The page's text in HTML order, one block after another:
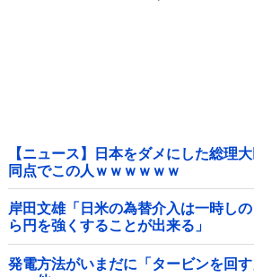
【ニュース】日本をダメにした総理
同点でこの人ｗｗｗｗｗｗ
岸田文雄「日米の為替介入は一時し
ら円を強くすることが出来る」
発電方法がいまだに「タービンを回